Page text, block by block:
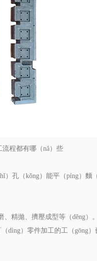
程都有哪（nǎ）些​
孔（kǒng）能平（píng）麵
精拋、擠壓成型等（děng）
dìng）零件加工的工（gōng